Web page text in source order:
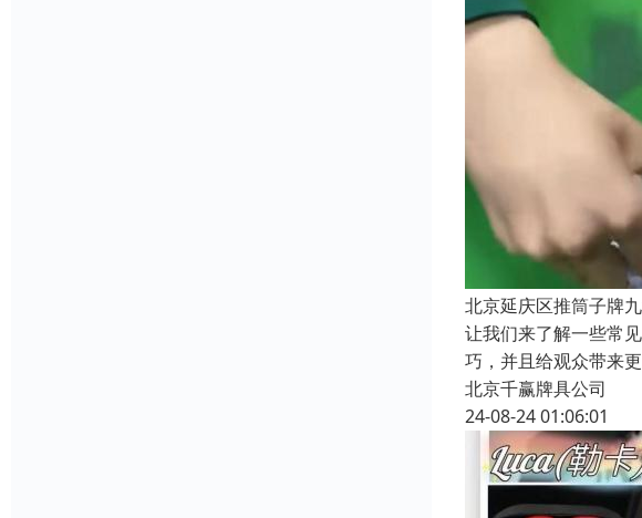
北京延庆区推筒子牌
让我们来了解一些常
巧，并且给观众带来
北京千赢牌具公司
24-08-24 01:06:01